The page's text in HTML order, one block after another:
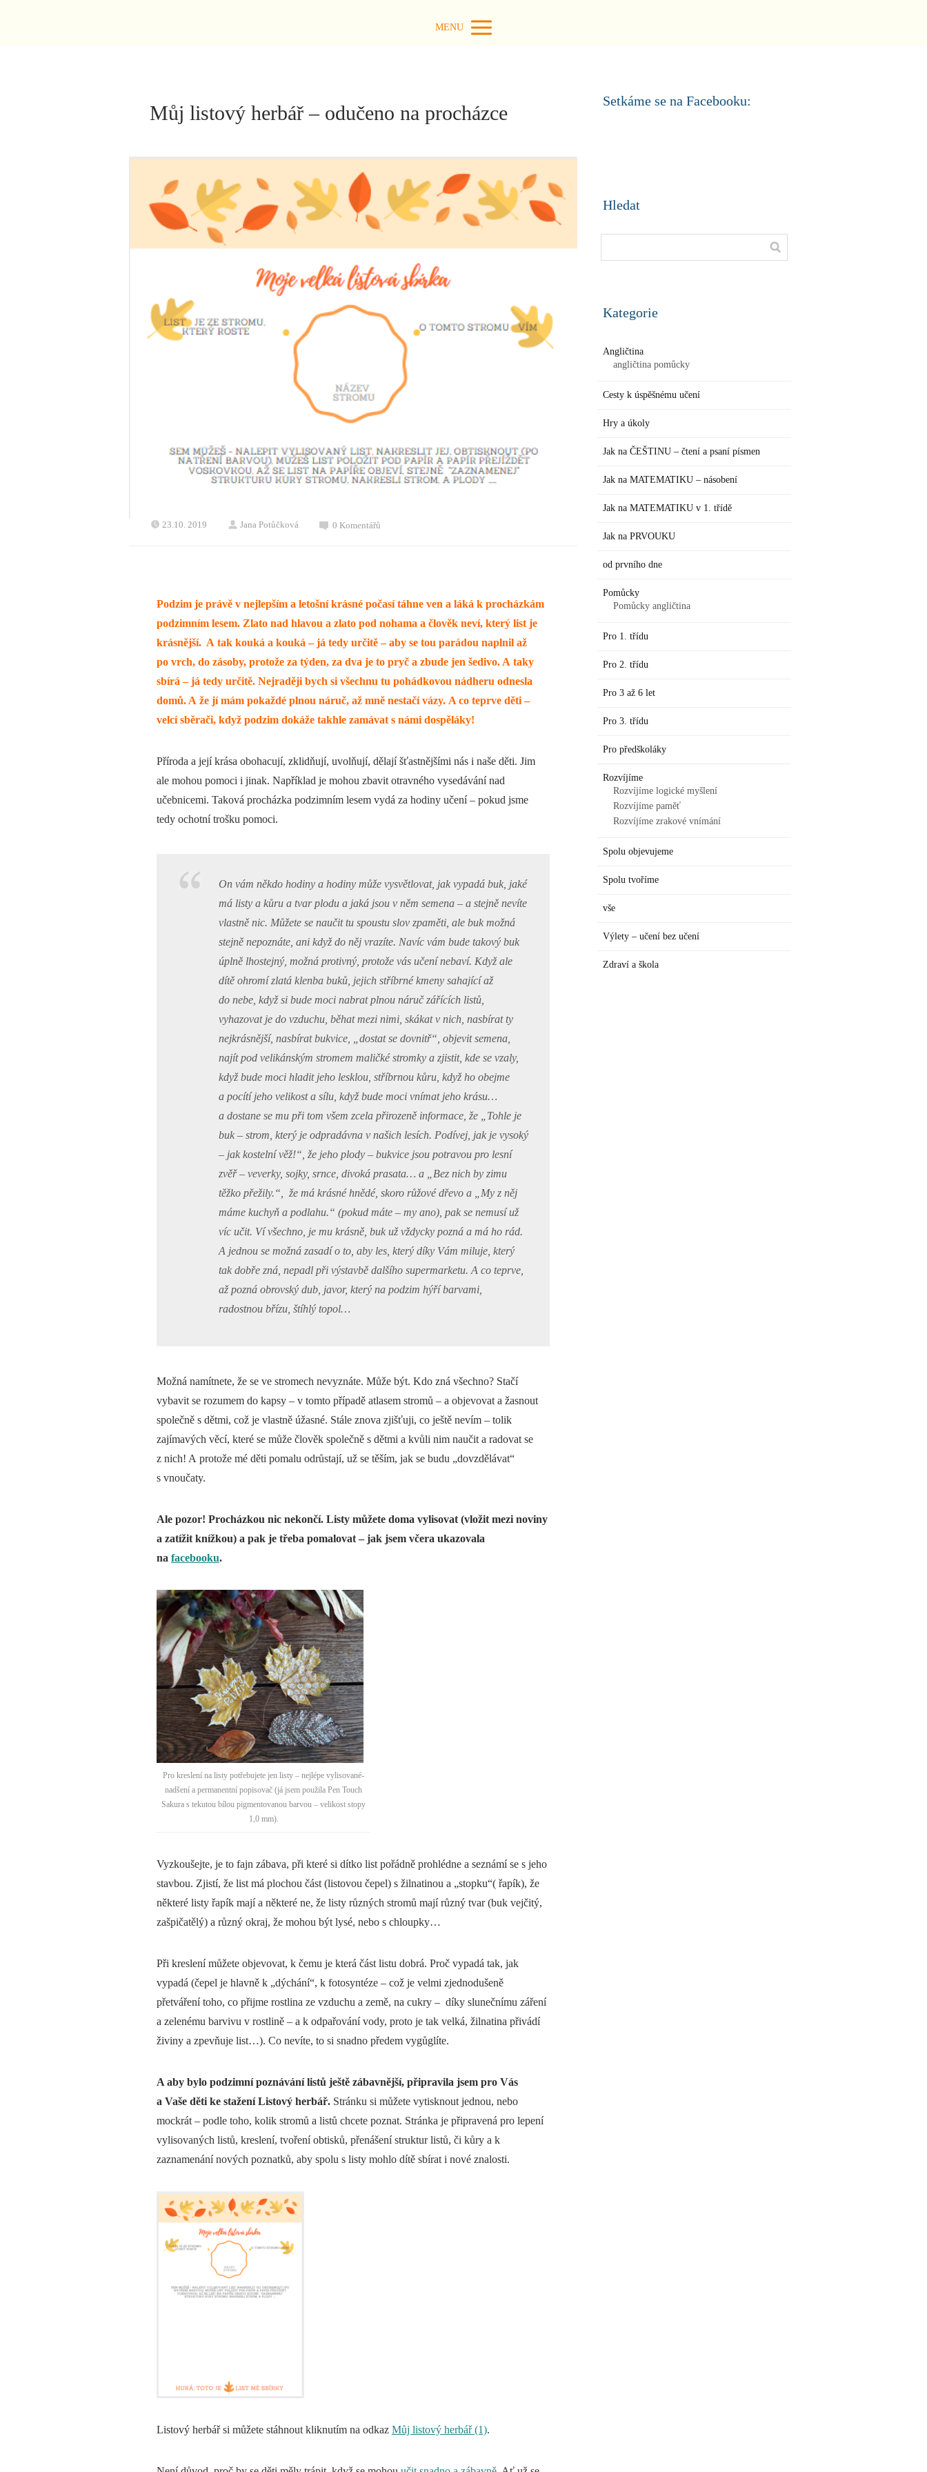
MENU
Můj listový herbář – odučeno na procházce
23.10. 2019 Jana Potůčková 0 Komentářů
Podzim je právě v nejlepším a letošní krásné počasí táhne ven a láká k procházkám
podzimním lesem. Zlato nad hlavou a zlato pod nohama a člověk neví, který list je
krásnější. A tak kouká a kouká – já tedy určitě – aby se tou parádou naplnil až
po vrch, do zásoby, protože za týden, za dva je to pryč a zbude jen šedivo. A taky
sbírá – já tedy určitě. Nejraději bych si všechnu tu pohádkovou nádheru odnesla
domů. A že jí mám pokaždé plnou náruč, až mně nestačí vázy. A co teprve děti –
velcí sběrači, když podzim dokáže takhle zamávat s námi dospěláky!
Příroda a její krása obohacují, zklidňují, uvolňují, dělají šťastnějšími nás i naše děti. Jim
ale mohou pomoci i jinak. Například je mohou zbavit otravného vysedávání nad
učebnicemi. Taková procházka podzimním lesem vydá za hodiny učení – pokud jsme
tedy ochotní trošku pomoci.
On vám někdo hodiny a hodiny může vysvětlovat, jak vypadá buk, jaké
má listy a kůru a tvar plodu a jaká jsou v něm semena – a stejně nevíte
vlastně nic. Můžete se naučit tu spoustu slov zpaměti, ale buk možná
stejně nepoznáte, ani když do něj vrazíte. Navíc vám bude takový buk
úplně lhostejný, možná protivný, protože vás učení nebaví. Když ale
dítě ohromí zlatá klenba buků, jejich stříbrné kmeny sahající až
do nebe, když si bude moci nabrat plnou náruč zářících listů,
vyhazovat je do vzduchu, běhat mezi nimi, skákat v nich, nasbírat ty
nejkrásnější, nasbírat bukvice, „dostat se dovnitř“, objevit semena,
najít pod velikánským stromem maličké stromky a zjistit, kde se vzaly,
když bude moci hladit jeho lesklou, stříbrnou kůru, když ho obejme
a pocítí jeho velikost a sílu, když bude moci vnímat jeho krásu…
a dostane se mu při tom všem zcela přirozeně informace, že „Tohle je
buk – strom, který je odpradávna v našich lesích. Podívej, jak je vysoký
– jak kostelní věž!“, že jeho plody – bukvice jsou potravou pro lesní
zvěř – veverky, sojky, srnce, divoká prasata… a „Bez nich by zimu
těžko přežily.“, že má krásné hnědé, skoro růžové dřevo a „My z něj
máme kuchyň a podlahu.“ (pokud máte – my ano), pak se nemusí už
víc učit. Ví všechno, je mu krásně, buk už vždycky pozná a má ho rád.
A jednou se možná zasadí o to, aby les, který díky Vám miluje, který
tak dobře zná, nepadl při výstavbě dalšího supermarketu. A co teprve,
až pozná obrovský dub, javor, který na podzim hýří barvami,
radostnou břízu, štíhlý topol…
Možná namítnete, že se ve stromech nevyznáte. Může být. Kdo zná všechno? Stačí
vybavit se rozumem do kapsy – v tomto případě atlasem stromů – a objevovat a žasnout
společně s dětmi, což je vlastně úžasné. Stále znova zjišťuji, co ještě nevím – tolik
zajímavých věcí, které se může člověk společně s dětmi a kvůli nim naučit a radovat se
z nich! A protože mé děti pomalu odrůstají, už se těším, jak se budu „dovzdělávat“
s vnoučaty.
Ale pozor! Procházkou nic nekončí. Listy můžete doma vylisovat (vložit mezi noviny
a zatížit knížkou) a pak je třeba pomalovat – jak jsem včera ukazovala
na facebooku.
Pro kreslení na listy potřebujete jen listy – nejlépe vylisované-
nadšení a permanentní popisovač (já jsem použila Pen Touch
Sakura s tekutou bílou pigmentovanou barvou – velikost stopy
1,0 mm).
Vyzkoušejte, je to fajn zábava, při které si dítko list pořádně prohlédne a seznámí se s jeho
stavbou. Zjistí, že list má plochou část (listovou čepel) s žilnatinou a „stopku“( řapík), že
některé listy řapík mají a některé ne, že listy různých stromů mají různý tvar (buk vejčitý,
zašpičatělý) a různý okraj, že mohou být lysé, nebo s chloupky…
Při kreslení můžete objevovat, k čemu je která část listu dobrá. Proč vypadá tak, jak
vypadá (čepel je hlavně k „dýchání“, k fotosyntéze – což je velmi zjednodušeně
přetváření toho, co přijme rostlina ze vzduchu a země, na cukry – díky slunečnímu záření
a zelenému barvivu v rostlině – a k odpařování vody, proto je tak velká, žilnatina přivádí
živiny a zpevňuje list…). Co nevíte, to si snadno předem vygůglíte.
A aby bylo podzimní poznávání listů ještě zábavnější, připravila jsem pro Vás
a Vaše děti ke stažení Listový herbář. Stránku si můžete vytisknout jednou, nebo
mockrát – podle toho, kolik stromů a listů chcete poznat. Stránka je připravená pro lepení
vylisovaných listů, kreslení, tvoření obtisků, přenášení struktur listů, či kůry a k
zaznamenání nových poznatků, aby spolu s listy mohlo dítě sbírat i nové znalosti.
Listový herbář si můžete stáhnout kliknutím na odkaz Můj listový herbář (1).
Setkáme se na Facebooku:
Hledat
Kategorie
Angličtina
angličtina pomůcky
Cesty k úspěšnému učení
Hry a úkoly
Jak na ČEŠTINU – čtení a psaní písmen
Jak na MATEMATIKU – násobení
Jak na MATEMATIKU v 1. třídě
Jak na PRVOUKU
od prvního dne
Pomůcky
Pomůcky angličtina
Pro 1. třídu
Pro 2. třídu
Pro 3 až 6 let
Pro 3. třídu
Pro předškoláky
Rozvíjíme
Rozvíjíme logické myšlení
Rozvíjíme paměť
Rozvíjíme zrakové vnímání
Spolu objevujeme
Spolu tvoříme
vše
Výlety – učení bez učení
Zdraví a škola